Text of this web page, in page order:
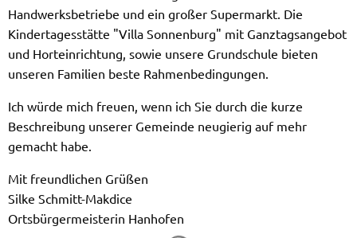
Handwerksbetriebe und ein großer Supermarkt. Die
Kindertagesstätte "Villa Sonnenburg" mit Ganztagsangebot
und Horteinrichtung, sowie unsere Grundschule bieten
unseren Familien beste Rahmenbedingungen.
Ich würde mich freuen, wenn ich Sie durch die kurze
Beschreibung unserer Gemeinde neugierig auf mehr
gemacht habe.
Mit freundlichen Grüßen
Silke Schmitt-Makdice
Ortsbürgermeisterin Hanhofen